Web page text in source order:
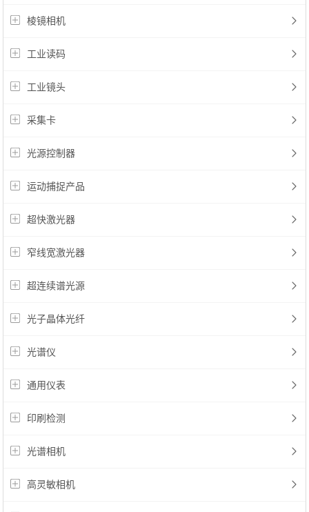
棱镜相机
工业读码
工业镜头
采集卡
光源控制器
运动捕捉产品
超快激光器
窄线宽激光器
超连续谱光源
光子晶体光纤
光谱仪
通用仪表
印刷检测
光谱相机
高灵敏相机